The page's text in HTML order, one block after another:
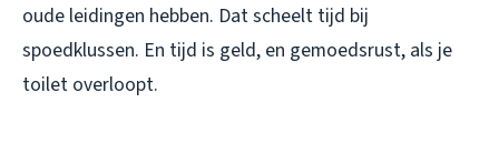
oude leidingen hebben. Dat scheelt tijd bij
spoedklussen. En tijd is geld, en gemoedsrust, als je
toilet overloopt.